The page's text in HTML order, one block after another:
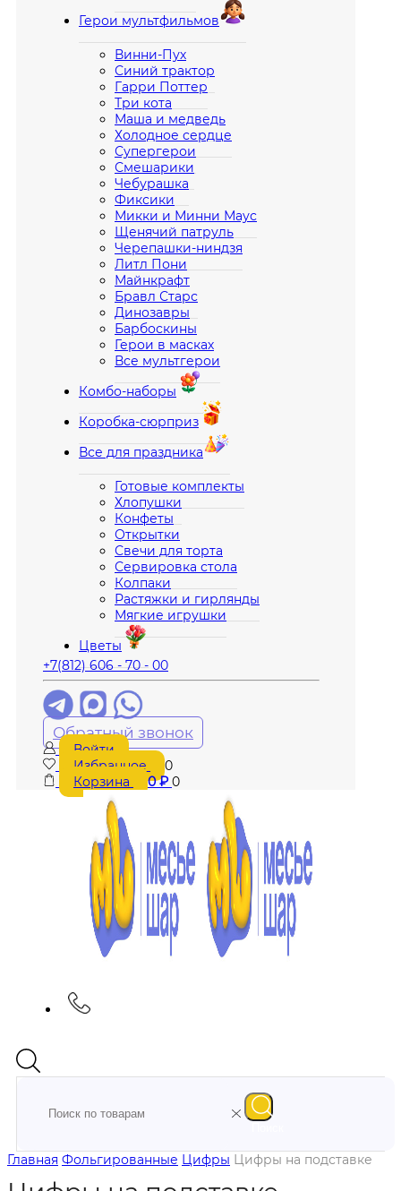
Герои мультфильмов
Винни-Пух
Синий трактор
Гарри Поттер
Три кота
Маша и медведь
Холодное сердце
Супергерои
Смешарики
Чебурашка
Фиксики
Микки и Минни Маус
Щенячий патруль
Черепашки-ниндзя
Литл Пони
Майнкрафт
Бравл Старс
Динозавры
Барбоскины
Герои в масках
Все мультгерои
Комбо-наборы
Коробка-сюрприз
Все для праздника
Готовые комплекты
Хлопушки
Конфеты
Открытки
Свечи для торта
Сервировка стола
Колпаки
Растяжки и гирлянды
Мягкие игрушки
Цветы
+7(812) 606 - 70 - 00
Обратный звонок
Войти
Избранное
0
Корзина
0₽ 0
Главная Фольгированные Цифры Цифры на подставке